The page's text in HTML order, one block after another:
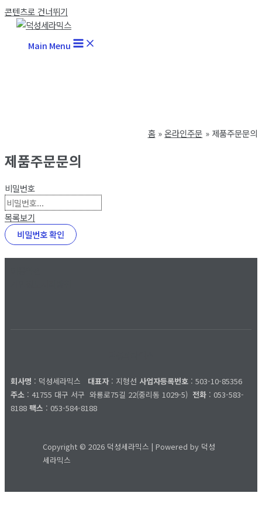
콘텐츠로 건너뛰기
Main Menu
홈 온라인주문 제품주문문의
제품주문문의
비밀번호
목록보기
비밀번호 확인
회사명 : 덕성세라믹스 대표자: 지형선 사업자등록번호 : 503-10-85356
주소 : 41755 대구 서구 와룡로75길 22(중리동 1029-5) 전화 : 053-583-
8188 팩스 : 053-584-8188
Copyright © 2026 덕성세라믹스 | Powered by 덕성
세라믹스